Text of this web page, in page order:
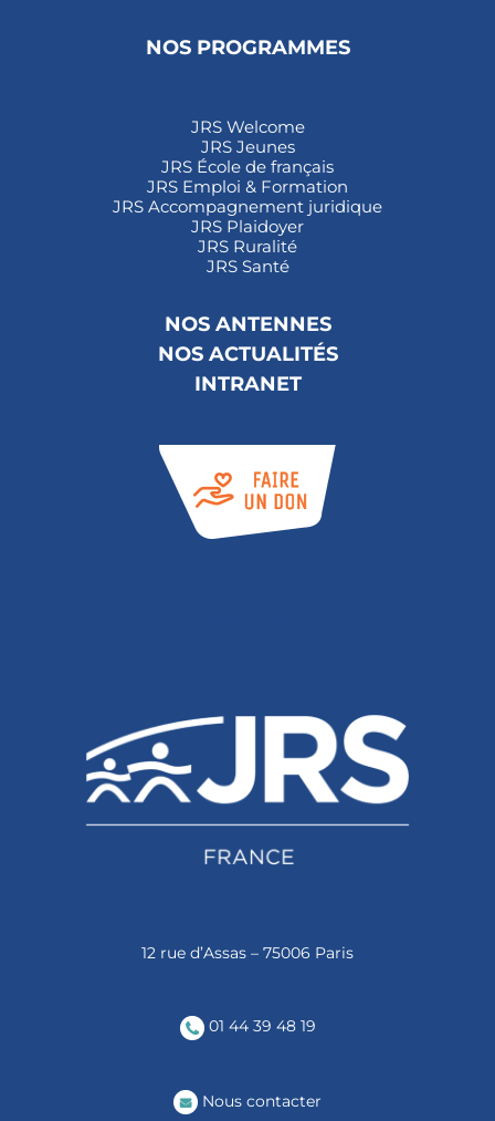
NOS PROGRAMMES
JRS Welcome
JRS Jeunes
JRS École de français
JRS Emploi & Formation
JRS Accompagnement juridique
JRS Plaidoyer
JRS Ruralité
JRS Santé
NOS ANTENNES
NOS ACTUALITÉS
INTRANET
12 rue d’Assas – 75006 Paris
01 44 39 48 19
Nous contacter